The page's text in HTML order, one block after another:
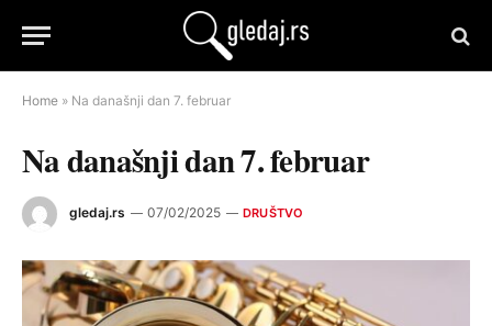
Home » Na današnji dan 7. februar
Na današnji dan 7. februar
gledaj.rs 07/02/2025 DRUŠTVO